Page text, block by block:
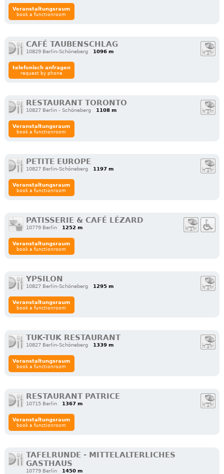
Veranstaltungsraum
book a functionroom
CAFÉ TAUBENSCHLAG
10829 Berlin-Schöneberg 1096 m
telefonisch anfragen
request by phone
RESTAURANT TORONTO
10827 Berlin - Schöneberg 1108 m
Veranstaltungsraum
book a functionroom
PETITE EUROPE
10827 Berlin-Schöneberg 1197 m
Veranstaltungsraum
book a functionroom
PATISSERIE & CAFÉ LÉZARD
10779 Berlin 1252 m
Veranstaltungsraum
book a functionroom
YPSILON
10827 Berlin-Schöneberg 1295 m
Veranstaltungsraum
book a functionroom
TUK-TUK RESTAURANT
10827 Berlin-Schöneberg 1339 m
Veranstaltungsraum
book a functionroom
RESTAURANT PATRICE
10715 Berlin 1367 m
Veranstaltungsraum
book a functionroom
TAFELRUNDE - MITTELALTERLICHES
GASTHAUS
10779 Berlin 1450 m